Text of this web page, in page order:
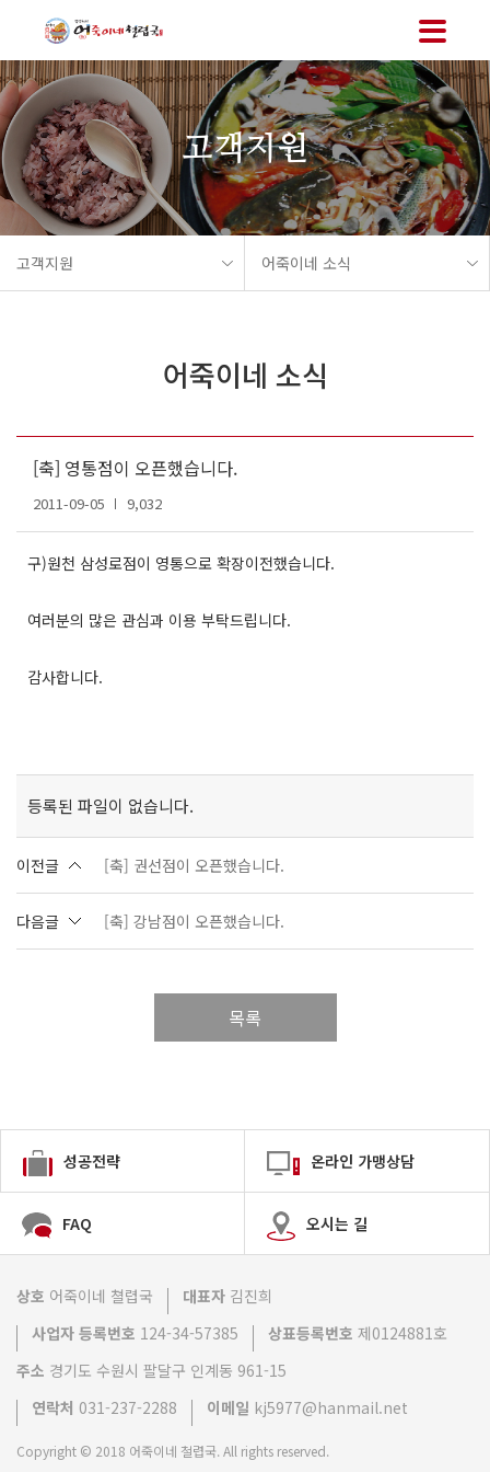
메뉴 바로가기
고객지원
고객지원 어죽이네 소식
어죽이네 소식
[축] 영통점이 오픈했습니다.
2011-09-05 9,032
구)원천 삼성로점이 영통으로 확장이전했습니다.
여러분의 많은 관심과 이용 부탁드립니다.
감사합니다.
등록된 파일이 없습니다.
이전글 [축] 권선점이 오픈했습니다.
다음글 [축] 강남점이 오픈했습니다.
목록
성공전략 온라인 가맹상담
FAQ 오시는 길
상호 어죽이네 쳘렵국 대표자 김진희
사업자 등록번호 124-34-57385 상표등록번호 제0124881호
주소 경기도 수원시 팔달구 인계동 961-15
연락처 031-237-2288 이메일 kj5977@hanmail.net
Copyright © 2018 어죽이네 철렵국. All rights reserved.